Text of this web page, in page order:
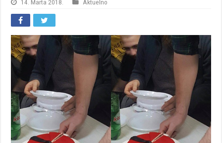
14. Marta 2018. Aktuelno